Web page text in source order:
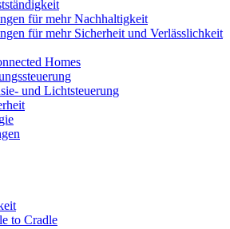
für mehr Nachhaltigkeit
für mehr Sicherheit und Verlässlichkeit
Homes
und Lichtsteuerung
to Cradle